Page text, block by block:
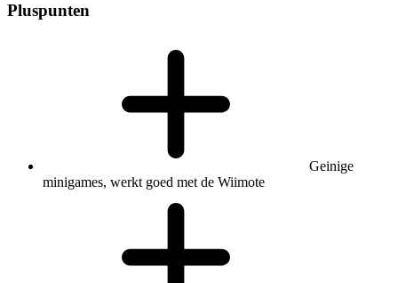
Pluspunten
Geinige
minigames, werkt goed met de Wiimote